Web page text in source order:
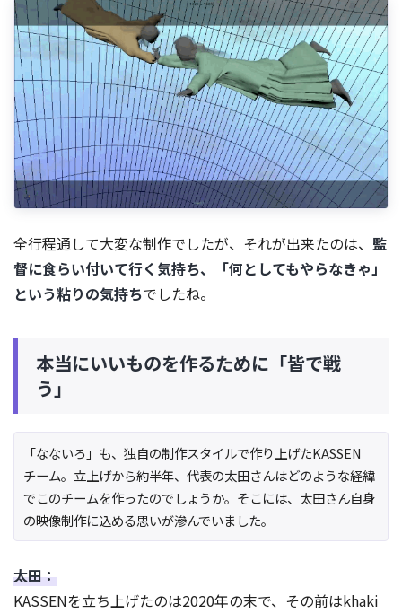
全行程通して大変な制作でしたが、それが出来たのは、 監
督に食らい付いて行く気持ち、「何としてもやらなきゃ」
という粘りの気持ちでしたね。
本当にいいものを作るために「皆で戦
う」
「なないろ」も、独自の制作スタイルで作り上げたKASSEN
チーム。立上げから約半年、代表の太田さんはどのような経緯
でこのチームを作ったのでしょうか。そこには、太田さん自身
の映像制作に込める思いが滲んでいました。
太田：
KASSENを立ち上げたのは2020年の末で、その前はkhaki